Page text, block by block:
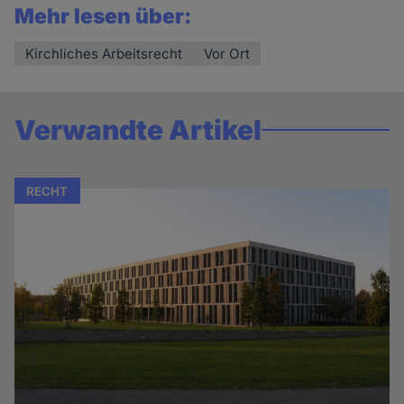
Mehr lesen über:
Kirchliches Arbeitsrecht Vor Ort
Verwandte Artikel
RECHT